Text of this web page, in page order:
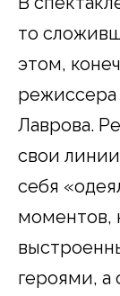
то
этом,
Лаврова.
свои
себя
моментов,
героями, а